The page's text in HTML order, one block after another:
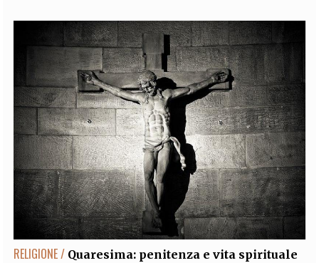
RELIGIONE / Quaresima: penitenza e vita spirituale